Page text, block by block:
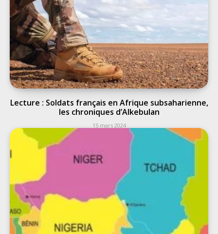
Lecture : Soldats français en Afrique subsaharienne,
les chroniques d’Alkebulan
15 mars 2024